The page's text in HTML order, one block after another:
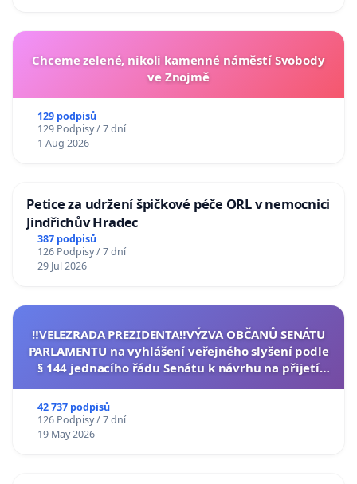
Chceme zelené, nikoli kamenné náměstí Svobody
ve Znojmě
129 podpisů
129 Podpisy / 7 dní
1 Aug 2026
Petice za udržení špičkové péče ORL v nemocnici
Jindřichův Hradec
387 podpisů
126 Podpisy / 7 dní
29 Jul 2026
‼️VELEZRADA PREZIDENTA‼️VÝZVA OBČANŮ SENÁTU
PARLAMENTU na vyhlášení veřejného slyšení podle
§ 144 jednacího řádu Senátu k návrhu na přijetí
42 737 podpisů
126 Podpisy / 7 dní
19 May 2026